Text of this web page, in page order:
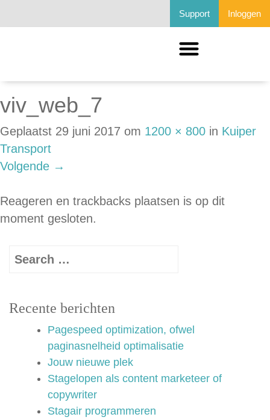
Support Inloggen
viv_web_7
Geplaatst 29 juni 2017 om 1200 × 800 in Kuiper
Transport
Volgende →
Reageren en trackbacks plaatsen is op dit
moment gesloten.
Recente berichten
Pagespeed optimization, ofwel
paginasnelheid optimalisatie
Jouw nieuwe plek
Stagelopen als content marketeer of
copywriter
Stagair programmeren